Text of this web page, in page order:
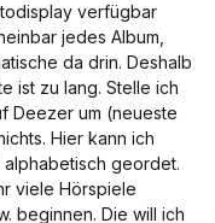
verfügbar
jedes Album,
da drin. Deshalb
ist zu lang. Stelle ich
Deezer um (neueste
Hier kann ich
alphabetisch geordet.
viele Hörspiele
beginnen. Die will ich